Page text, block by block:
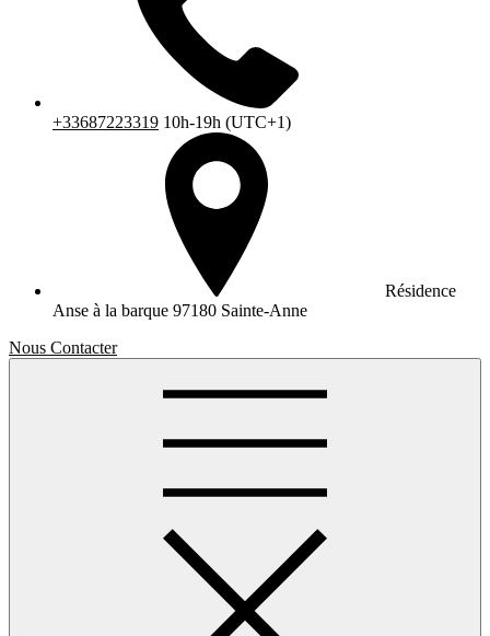
+33687223319 10h-19h (UTC+1)
Résidence
Anse à la barque 97180 Sainte-Anne
Nous Contacter